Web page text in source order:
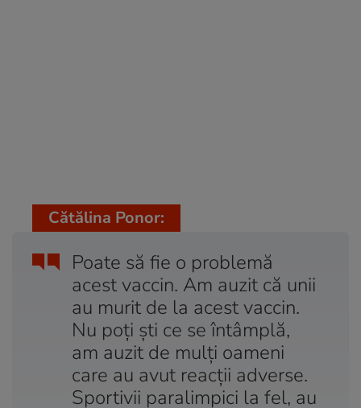
Poate să fie o problemă
acest vaccin. Am auzit că unii
au murit de la acest vaccin.
Nu poți ști ce se întâmplă,
am auzit de mulți oameni
care au avut reacții adverse.
Sportivii paralimpici la fel, au
Cătălina Ponor: